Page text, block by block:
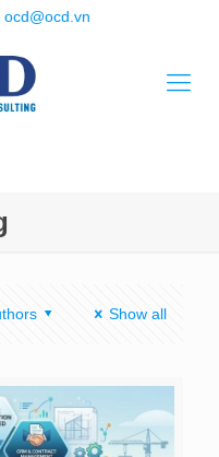
ocd@ocd.vn
Show all